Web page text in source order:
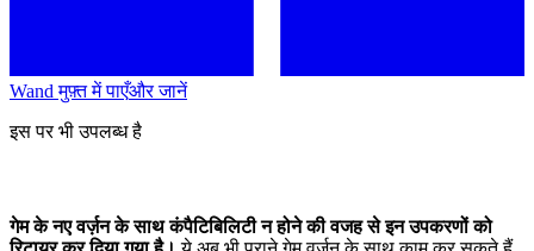
Wand मुफ़्त में पाएँऔर जानें
इस पर भी उपलब्ध है
गेम के नए वर्ज़न के साथ कंपैटिबिलिटी न होने की वजह से इन उपकरणों को